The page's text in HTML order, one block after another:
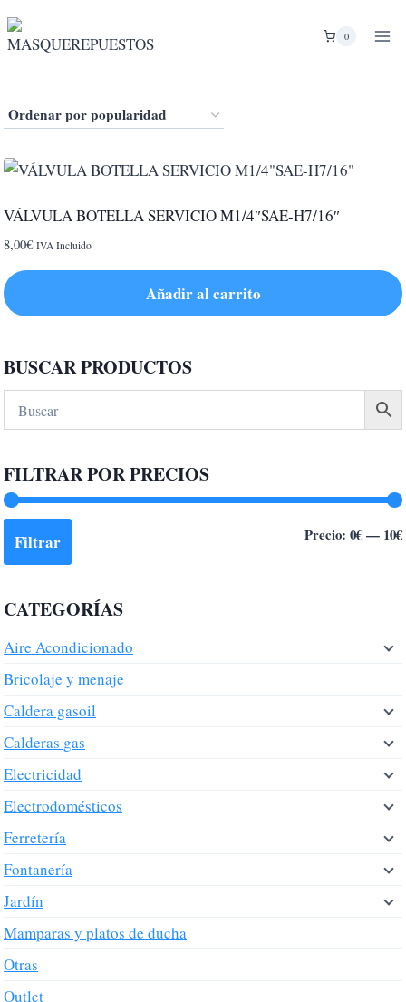
al
0
VÁLVULA BOTELLA SERVICIO M1/4″SAE-H7/16″
8,00€ IVA Incluido
Añadir al carrito
BUSCAR PRODUCTOS
FILTRAR POR PRECIOS
Filtrar Precio: 0€— 10€
CATEGORÍAS
Aire Acondicionado
Bricolaje y menaje
Caldera gasoil
Calderas gas
Electricidad
Electrodomésticos
Ferretería
Fontanería
Jardín
Mamparas y platos de ducha
Otras
Outlet